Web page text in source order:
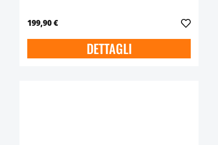
199,90 €
DETTAGLI